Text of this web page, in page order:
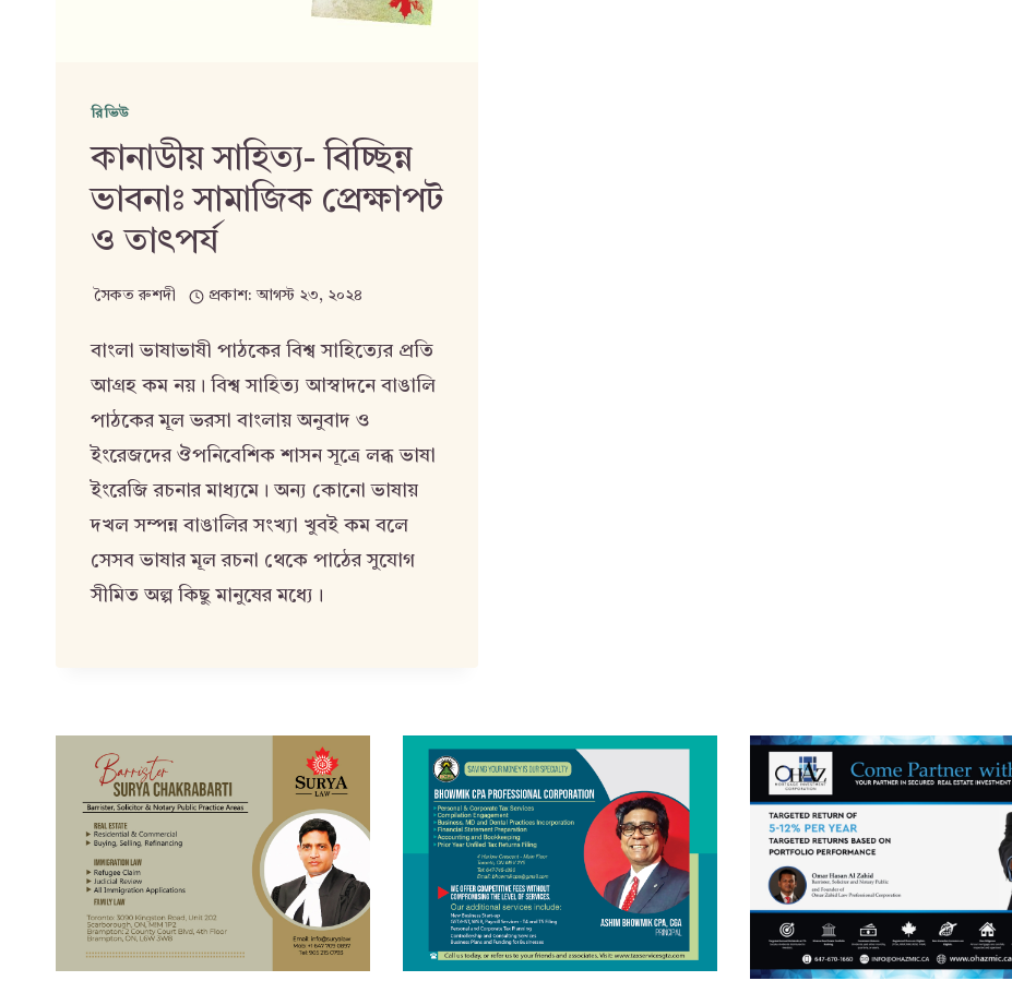
রিভিউ
কানাডীয় সাহিত্য- বিচ্ছিন্ন
ভাবনাঃ সামাজিক প্রেক্ষাপট
ও তাৎপর্য
সৈকত রুশদী প্রকাশ: আগস্ট ২৩, ২০২৪
বাংলা ভাষাভাষী পাঠকের বিশ্ব সাহিত্যের প্রতি
আগ্রহ কম নয়। বিশ্ব সাহিত্য আস্বাদনে বাঙালি
পাঠকের মূল ভরসা বাংলায় অনুবাদ ও
ইংরেজদের ঔপনিবেশিক শাসন সূত্রে লব্ধ ভাষা
ইংরেজি রচনার মাধ্যমে। অন্য কোনো ভাষায়
দখল সম্পন্ন বাঙালির সংখ্যা খুবই কম বলে
সেসব ভাষার মূল রচনা থেকে পাঠের সুযোগ
সীমিত অল্প কিছু মানুষের মধ্যে।